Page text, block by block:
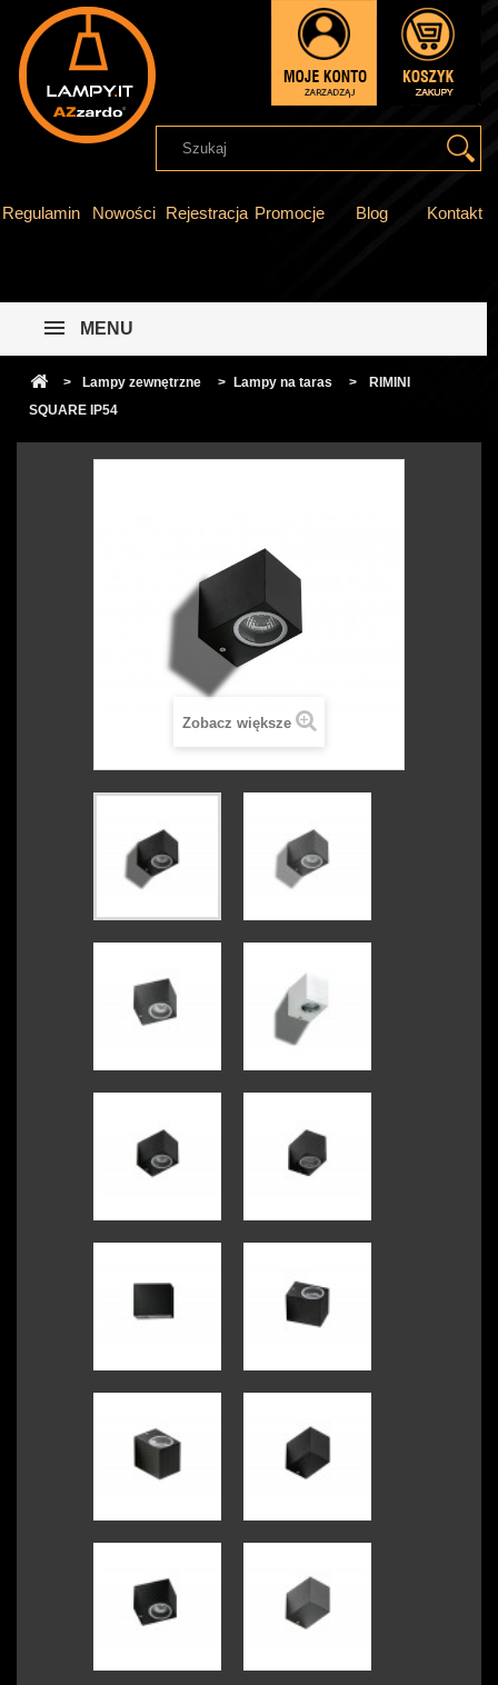
Regulamin Nowości Rejestracja Promocje Blog Kontakt
MENU
> Lampy zewnętrzne > Lampy na taras >
RIMINI
SQUARE IP54
Zobacz większe